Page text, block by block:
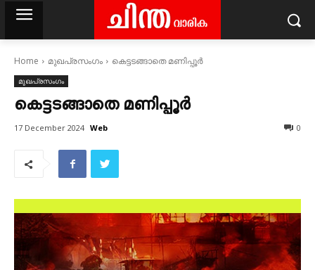
Home മുഖപ്രസംഗം കെട്ടടങ്ങാതെ മണിപ്പൂർ
മുഖപ്രസംഗം
കെട്ടടങ്ങാതെ മണിപ്പൂർ
17 December 2024 Web 0